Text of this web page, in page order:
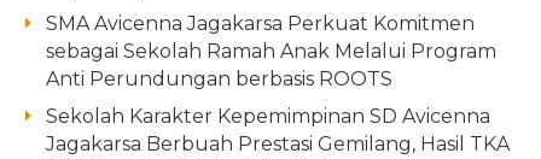
SMA Avicenna Jagakarsa Perkuat Komitmen
sebagai Sekolah Ramah Anak Melalui Program
Anti Perundungan berbasis ROOTS
Sekolah Karakter Kepemimpinan SD Avicenna
Jagakarsa Berbuah Prestasi Gemilang, Hasil TKA